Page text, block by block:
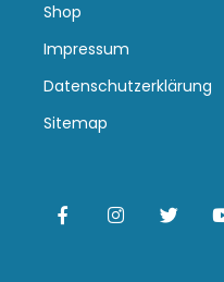
Shop
Impressum
Datenschutzerklärung
Sitemap